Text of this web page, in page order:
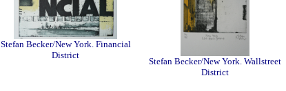
Stefan Becker/New York. Financial
District
Stefan Becker/New York. Wallstreet
District